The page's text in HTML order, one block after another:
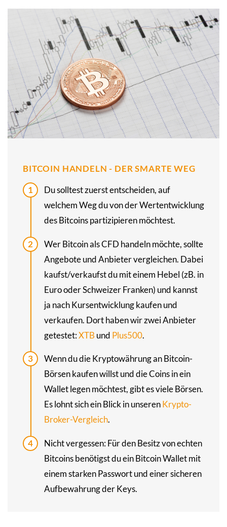
BITCOIN HANDELN - DER SMARTE WEG
Du solltest zuerst ent­scheiden, auf
welchem Weg du von der Wert­entwick­lung
des Bitcoins partizipieren möchtest.
Wer Bitcoin als CFD handeln möchte, sollte
Angebote und Anbieter verglei­chen. Dabei
kaufst/verkaufst du mit einem Hebel (zB. in
Euro oder Schweizer Franken) und kannst
ja nach Kursentwicklung kaufen und
verkaufen. Dort haben wir zwei Anbieter
getestet:XTB und Plus500.
Wenn du die Krypto­währung an Bitcoin-
Börsen kaufen willst und die Coins in ein
Wallet legen möchtest, gibt es viele Börsen.
Es lohnt sich ein Blick in unserenKrypto-
Broker-Vergleich.
Nicht vergessen: Für den Besitz von echten
Bitcoins benötigst du ein Bitcoin Wallet mit
einem starken Passwort und einer sicheren
Aufbewahrung der Keys.